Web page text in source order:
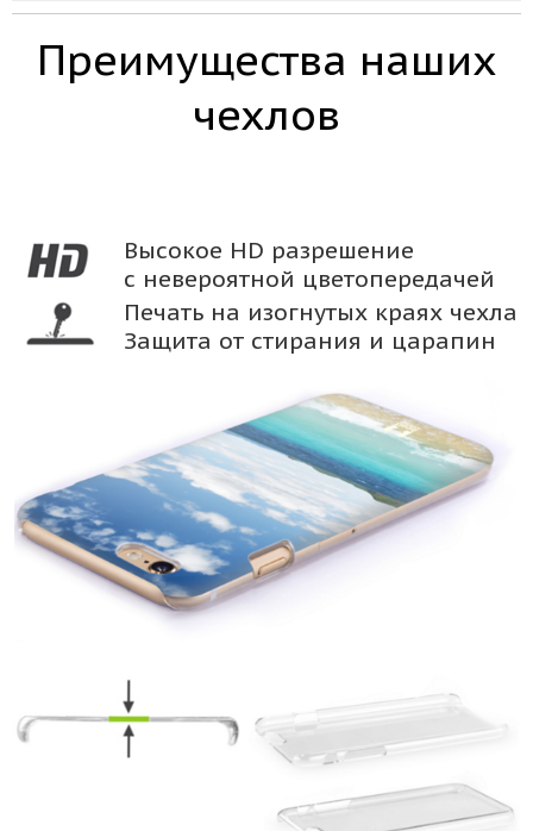
Преимущества наших
чехлов
Высокое HD разрешение
с невероятной цветопередачей
Печать на изогнутых краях чехла
Защита от стирания и царапин